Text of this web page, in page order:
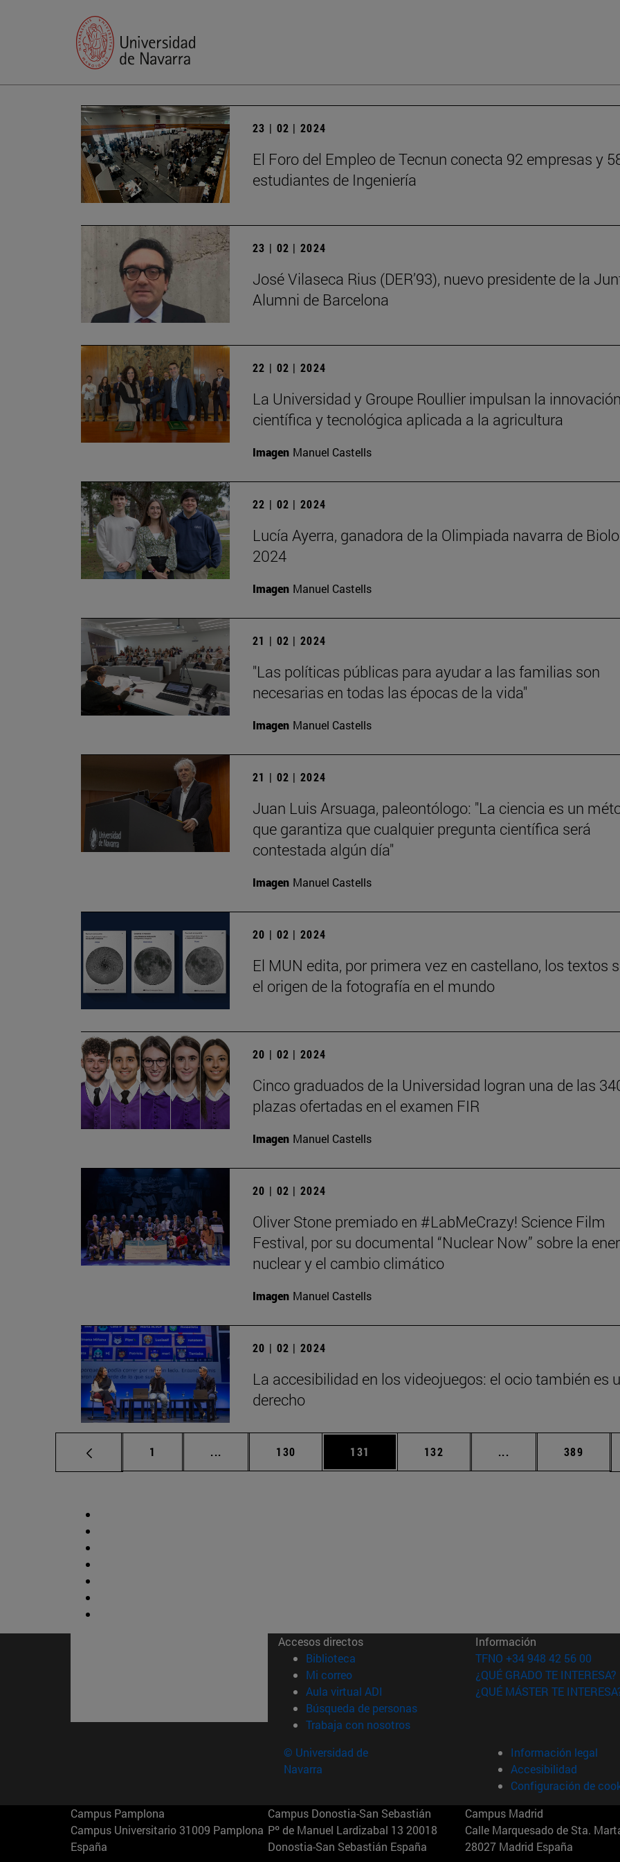
23 | 02 | 2024
El Foro del Empleo de Tecnun conecta 92 empresas y
estudiantes de Ingeniería
23 | 02 | 2024
José Vilaseca Rius (DER’93), nuevo presidente de la
Alumni de Barcelona
22 | 02 | 2024
La Universidad y Groupe Roullier impulsan la
científica y tecnológica aplicada a la agricultura
Imagen Manuel Castells
22 | 02 | 2024
Lucía Ayerra, ganadora de la Olimpiada navarra de
2024
Imagen Manuel Castells
21 | 02 | 2024
"Las políticas públicas para ayudar a las familias son
necesarias en todas las épocas de la vida"
Imagen Manuel Castells
21 | 02 | 2024
Juan Luis Arsuaga, paleontólogo: "La ciencia es un
que garantiza que cualquier pregunta científica será
contestada algún día"
Imagen Manuel Castells
20 | 02 | 2024
El MUN edita, por primera vez en castellano, los textos
el origen de la fotografía en el mundo
20 | 02 | 2024
Cinco graduados de la Universidad logran una de las
plazas ofertadas en el examen FIR
Imagen Manuel Castells
20 | 02 | 2024
Oliver Stone premiado en #LabMeCrazy! Science Film
Festival, por su documental “Nuclear Now” sobre la
nuclear y el cambio climático
Imagen Manuel Castells
20 | 02 | 2024
La accesibilidad en los videojuegos: el ocio también es
derecho
Página
1 ... Páginas intermedias Use TAB para desplazarse.
Página
130 Página
131 Página
132 ... Páginas Página
389
Accesos directos
Biblioteca (abre en nueva ventana)
Mi correo(abre en nueva ventana)
Aula virtual ADI (abre en nueva ventana)
Búsqueda de personas(abre en nueva ventana)
Trabaja con nosotros(abre en nueva ventana)
Información
TFNO +34 948 42 56 00
¿QUÉ GRADO TE INTERESA?
¿QUÉ MÁSTER TE
© Universidad de
Navarra
Información legal
Accesibilidad
Configuración de
Campus Pamplona
Campus Universitario 31009 Pamplona
España
Campus Donostia-San Sebastián
Pº de Manuel Lardizabal 13 20018
Donostia-San Sebastián España
Campus Madrid
Calle Marquesado de Sta.
28027 Madrid España